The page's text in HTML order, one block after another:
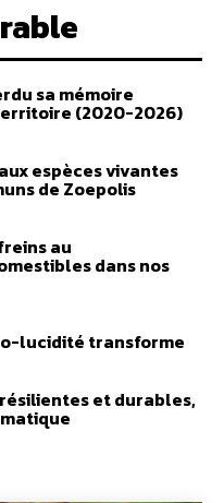
sa mémoire
(2020-2026)
espèces vivantes
de Zoepolis
au
dans nos
lucidité transforme
et durables,